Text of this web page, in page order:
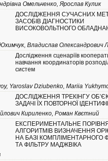
Омельченко, Ярослав Кулик
ДОСЛІДЖЕННЯ СУЧАСНИХ
ЗАСОБІВ ДІАГНОСТИКИ
ВИСОКОВОЛЬТНОГО
Юхимчук, Владислав Олександрович
Дослідження сценаріїв
навчання координаторів
систем
Yaroslav Dziubenko, Mariia
ДОСЛІДЖЕННЯ ТРЕКІНГУ
ЗАДАЧІ ЇХ ПОВТОРНОЇ
Кириленко, Роман Квєтний
ЕКСПЕРИМЕНТАЛЬНЕ
АЛГОРИТМІВ ВИЗНАЧЕННЯ
НА БАЗІ КОМПЛІМЕНТАРНОГО
ТА ФІЛЬТРУ МАДЖВІКА